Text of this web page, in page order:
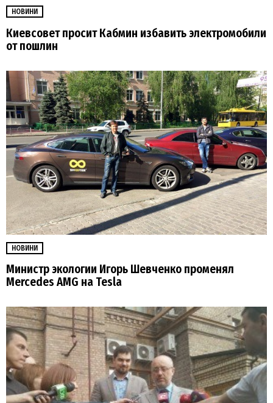
НОВИНИ
Киевсовет просит Кабмин избавить электромобили
от пошлин
НОВИНИ
Министр экологии Игорь Шевченко променял
Mercedes AMG на Tesla